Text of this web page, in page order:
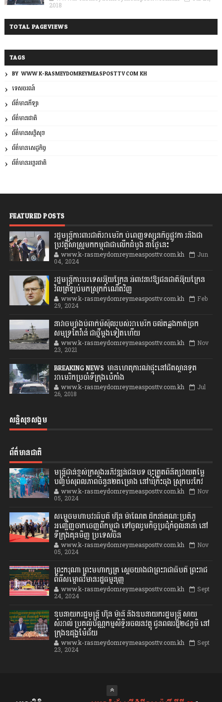
2018
TOTAL PAGEVIEWS
TAGS
BY: WWW.K-RASMEYDOMREYMEASPOSTTV.COM.KH
ទេសចរណ៍
ព័ត៌មានកីឡា
ព័ត៌មានជាតិ
ព័ត៌មានសន្តិសុខ
ព័ត៌មានសេដ្ឋកិច្ច
ព័ត៌មានអន្តរជាតិ
FEATURED POSTS
រដ្ឋមន្រ្តីការពារជាតិអាមេរិក បំពេញទស្សនកិច្ចផ្លូវកា រនិងជា
ប្រវត្តិសាស្រ្តមកកម្ពុជាជាលើកដំបូង នាថ្ងៃនេះ
www.k-rasmeydomreymeasposttv.com.kh Jun
04, 2024
រដ្ឋមន្ត្រីការបរទេសអ៊ុយក្រែន អំពាវនាវឱ្យជនជាតិអ៊ុយក្រែន
វិលត្រឡប់មកស្រុកកំណើតវិញ
www.k-rasmeydomreymeasposttv.com.kh Feb
29, 2024
នាវាចម្បាំងបំពាក់មីស៊ីលរបស់អាមេរិក ចល័តឆ្លងកាត់ច្រក
សមុទ្រតៃវ៉ាន់ ជាថ្មីម្តងទៀតហើយ
www.k-rasmeydomreymeasposttv.com.kh Nov
23, 2021
BREAKING NEWS: មានហេតុការណ៍ផ្ទុះនៅជិតស្ថានទូត
អាមេរិកប្រចាំទីក្រុងប៉េកាំង
www.k-rasmeydomreymeasposttv.com.kh Jul
26, 2018
សន្តិសុខសង្គម
ព័ត៌មានជាតិ
មន្ត្រីជាន់ខ្ពស់ក្រសួងអភិវឌ្ឍន៍ជនបទ ចុះត្រួតពិនិត្យវាយតម្លៃ
បញ្ចប់សុពលភាពចំនួន២គម្រោង នៅឃុំកិះចុង ស្រុកបរកែវ
www.k-rasmeydomreymeasposttv.com.kh Nov
05, 2024
សម្តេចមហាបវរធិបតី ហ៊ុន ម៉ាណែត ដឹកនាំគណៈប្រតិភូ
អញ្ជើញចាកចេញពីកម្ពុជា ទៅចូលរួមកិច្ចប្រជុំកំពូលនានា នៅ
ទីក្រុងគុនមិញ ប្រទេសចិន
www.k-rasmeydomreymeasposttv.com.kh Nov
05, 2024
ព្រះករុណា ព្រះមហាក្សត្រ ស្តេចយាងជាព្រះរាជាធិបតី ព្រះរាជ
ពិធីសម្ពោធវិមានរដ្ឋធម្មនុញ្ញ
www.k-rasmeydomreymeasposttv.com.kh Sept
24, 2024
ឧបនាយករដ្ឋមន្ដ្រី ហ៊ុន ម៉ានី និងឧបនាយករដ្ឋមន្ដ្រី សាយ
សំអាល់ ប្រគល់បណ្ណកម្មសិទ្ធិអចលនវត្ថុ ជូនពលរដ្ឋ២៤ភូមិ នៅ
ក្រុងឧដុង្គម៉ែជ័យ
www.k-rasmeydomreymeasposttv.com.kh Sept
23, 2024